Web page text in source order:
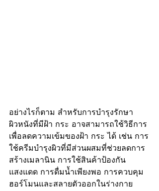
อย่างไรก็ตาม สำหรับการบำรุงรักษา
ผิวหนังที่มีฝ้า กระ อาจสามารถใช้วิธีการ
เพื่อลดความเข้มของฝ้า กระ ได้ เช่น การ
ใช้ครีมบำรุงผิวที่มีส่วนผสมที่ช่วยลดการ
สร้างเมลานิน การใช้สินค้าป้องกัน
แสงแดด การดื่มน้ำเพียงพอ การควบคุม
ฮอร์โมนและสลายตัวออกในร่างกาย